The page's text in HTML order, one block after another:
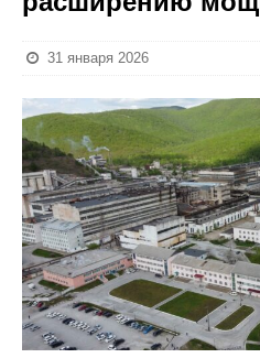
31 января 2026